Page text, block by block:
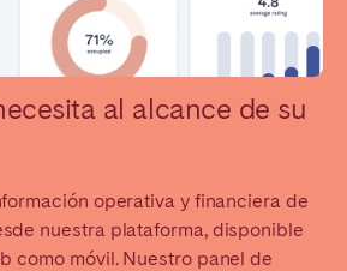
al alcance de su
operativa y financiera de
nuestra plataforma, disponible
como móvil. Nuestro panel de